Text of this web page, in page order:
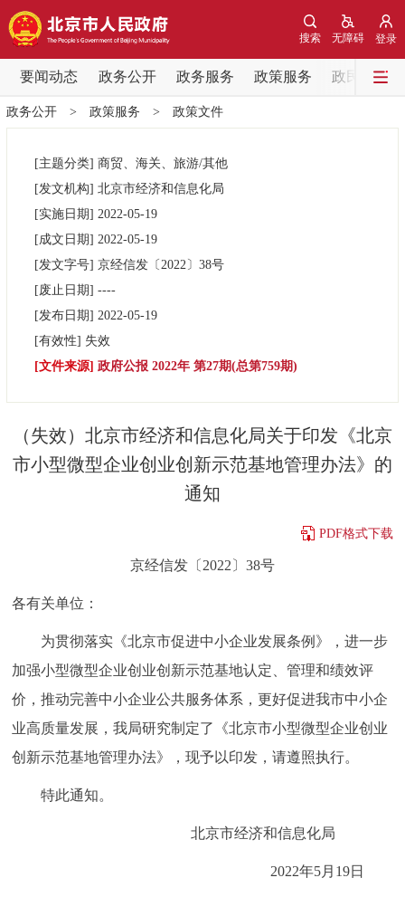
登录
无障碍
搜索
要闻动态 政务公开 政务服务 政策服务 政民互动
要闻动态
党中央精神 国务院信息
北京要闻 会议信息
政务公开
市领导
政策兑现 政策解读
决策公开 专题公开
政务服务
利企服务
政民互动
12345网上接诉即办 我要咨询 我要建议
人文北京
政务公开> 政策服务 > 政策文件
[主题分类] 商贸、海关、旅游/其他
[发文机构] 北京市经济和信息化局
[实施日期] 2022-05-19
[成文日期] 2022-05-19
[发文字号] 京经信发〔2022〕 38号
[废止日期] ----
[发布日期] 2022-05-19
[有效性] 失效
[文件来源] 政府公报 2022年 第27期(总第759期)
（失效）北京市经济和信息化局关于印发《北京
市小型微型企业创业创新示范基地管理办法》的
通知
PDF格式下载
京经信发〔2022〕38号
各有关单位：
为贯彻落实《北京市促进中小企业发展条例》，进一步
加强小型微型企业创业创新示范基地认定、管理和绩效评
价，推动完善中小企业公共服务体系，更好促进我市中小企
业高质量发展，我局研究制定了《北京市小型微型企业创业
创新示范基地管理办法》，现予以印发，请遵照执行。
特此通知。
北京市经济和信息化局
2022年5月19日